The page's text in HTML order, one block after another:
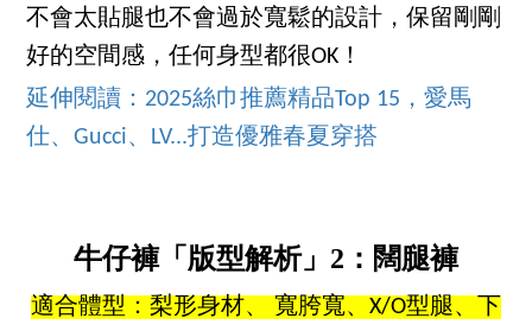
不會太貼腿也不會過於寬鬆的設計，保留剛剛
好的空間感，任何身型都很OK！
延伸閱讀：2025絲巾推薦精品Top 15，愛馬
仕、Gucci、LV...打造優雅春夏穿搭
牛仔褲「版型解析」2：闊腿褲
適合體型：梨形身材、 寬胯寬、X/O型腿、下